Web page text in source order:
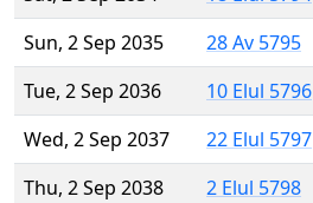
Sun, 2 Sep 2035
28 Av 5795
Tue, 2 Sep 2036
10 Elul 5796
Wed, 2 Sep 2037
22 Elul 5797
Thu, 2 Sep 2038
2 Elul 5798